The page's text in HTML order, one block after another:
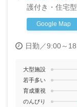
護付き・住宅
Google Map
日勤／9:00～
大型施設
若手多い
育成重視
のんびり